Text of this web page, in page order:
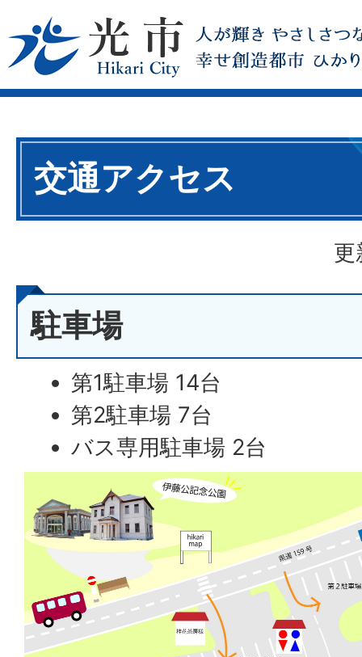
交通アクセス
更
駐車場
第1駐車場 14台
第2駐車場 7台
バス専用駐車場 2台